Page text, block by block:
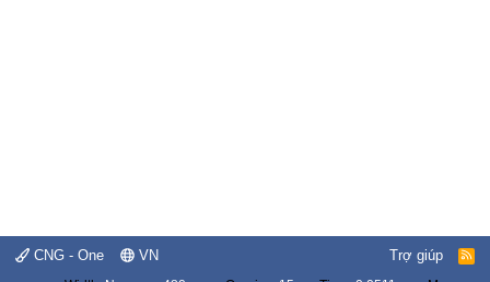
CNG - One VN Trợ giúp
R